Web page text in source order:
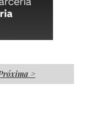
>